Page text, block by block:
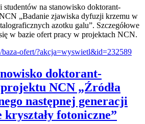
studentów na stanowisko doktorant-
„Badanie zjawiska dyfuzji krzemu w
azotku galu”. Szczegółowe
w bazie ofert pracy w projektach NCN.
ofert/?akcja=wyswietl&id=232589
doktorant-
NCN „Źródła
następnej generacji
fotoniczne”